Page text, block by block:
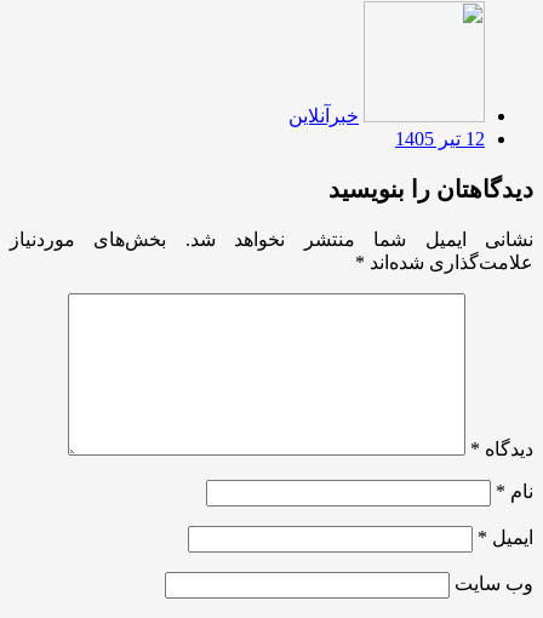
خبرآنلاین
12 تیر 1405
دیدگاهتان را بنویسید
نشانی ایمیل شما منتشر نخواهد شد.
بخش‌های موردنیاز
علامت‌گذاری شده‌اند *
دیدگاه *
نام *
ایمیل *
وب‌ سایت